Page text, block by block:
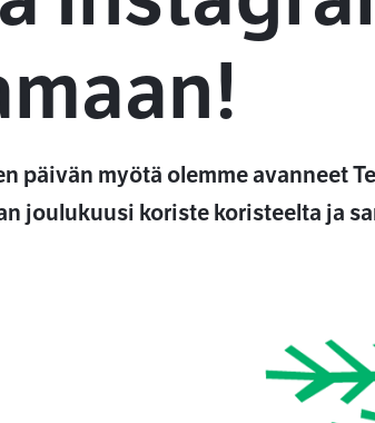
päivän myötä olemme avanneet
joulukuusi koriste koristeelta ja